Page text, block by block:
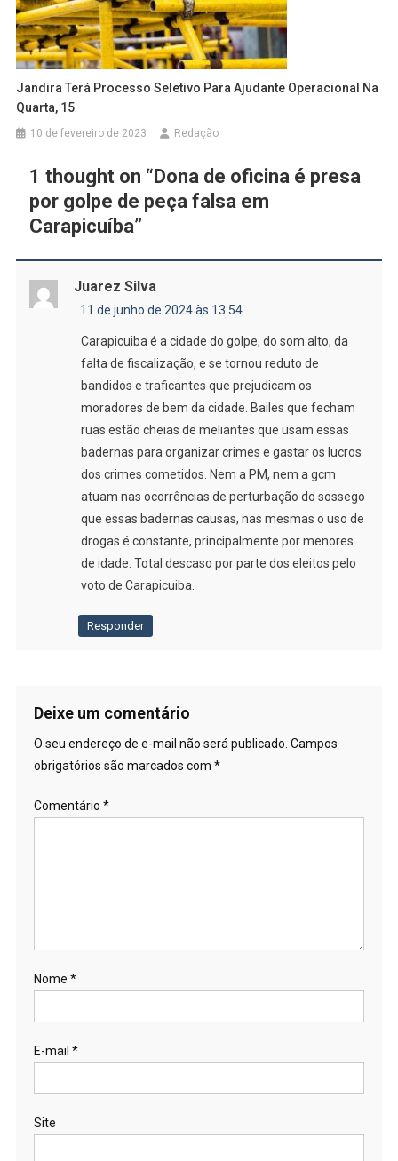
Jandira Terá Processo Seletivo Para Ajudante Operacional Na
Quarta, 15
10 de fevereiro de 2023 Redação
1 thought on “Dona de oficina é presa
por golpe de peça falsa em
Carapicuíba”
Juarez Silva
11 de junho de 2024 às 13:54
Carapicuiba é a cidade do golpe, do som alto, da
falta de fiscalização, e se tornou reduto de
bandidos e traficantes que prejudicam os
moradores de bem da cidade. Bailes que fecham
ruas estão cheias de meliantes que usam essas
badernas para organizar crimes e gastar os lucros
dos crimes cometidos. Nem a PM, nem a gcm
atuam nas ocorrências de perturbação do sossego
que essas badernas causas, nas mesmas o uso de
drogas é constante, principalmente por menores
de idade. Total descaso por parte dos eleitos pelo
voto de Carapicuiba.
Responder
Deixe um comentário
O seu endereço de e-mail não será publicado. Campos
obrigatórios são marcados com *
Comentário *
Nome *
E-mail *
Site